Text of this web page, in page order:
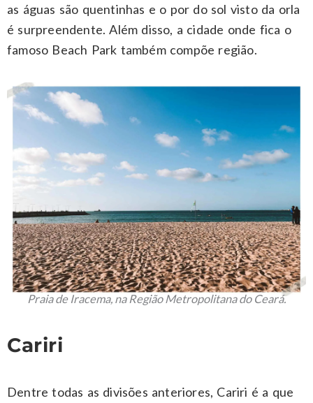
as águas são quentinhas e o por do sol visto da orla
é surpreendente. Além disso, a cidade onde fica o
famoso Beach Park também compõe região.
Praia de Iracema, na Região Metropolitana do Ceará.
Cariri
Dentre todas as divisões anteriores, Cariri é a que